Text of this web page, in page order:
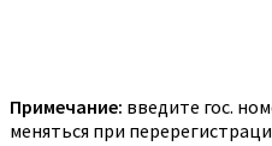
Примечание: введите гос.
меняться при